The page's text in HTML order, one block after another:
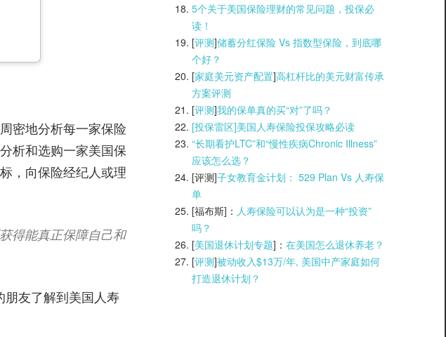
密地分析每一家保险
析和选购一家美国保
，向保险经纪人或理
得能真正保障自己和
友了解到美国人寿
5个关于美国保险理财的常见问题，投保必
读！
[评测]储蓄分红保险 Vs 指数型保险，到底哪
个好？
[家庭美元资产配置]高杠杆比的美元财富传承
方案评测
[评测]我的保单真的买“对”了吗？
[投保雷区]美国人寿保险投保攻略必读
“长期看护LTC”和“慢性疾病Chronic Illness”
应该怎么选？
[评测]子女教育金计划： 529 Plan Vs 人寿保
单
[福布斯]： 人寿保险可以认为是一种“投资”
吗？
[美国退休计划专题]： 在美国怎么退休养老？
[评测]被动收入$13万/年, 美国中产家庭如何
打造退休计划？